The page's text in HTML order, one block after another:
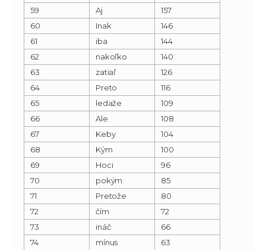
59
Aj
157
60
Inak
146
61
iba
144
62
nakoľko
140
63
zatiaľ
126
64
Preto
116
65
ledaže
109
66
Ale
108
67
Keby
104
68
Kým
100
69
Hoci
96
70
pokým
85
71
Pretože
80
72
čím
72
73
ináč
66
74
mínus 63